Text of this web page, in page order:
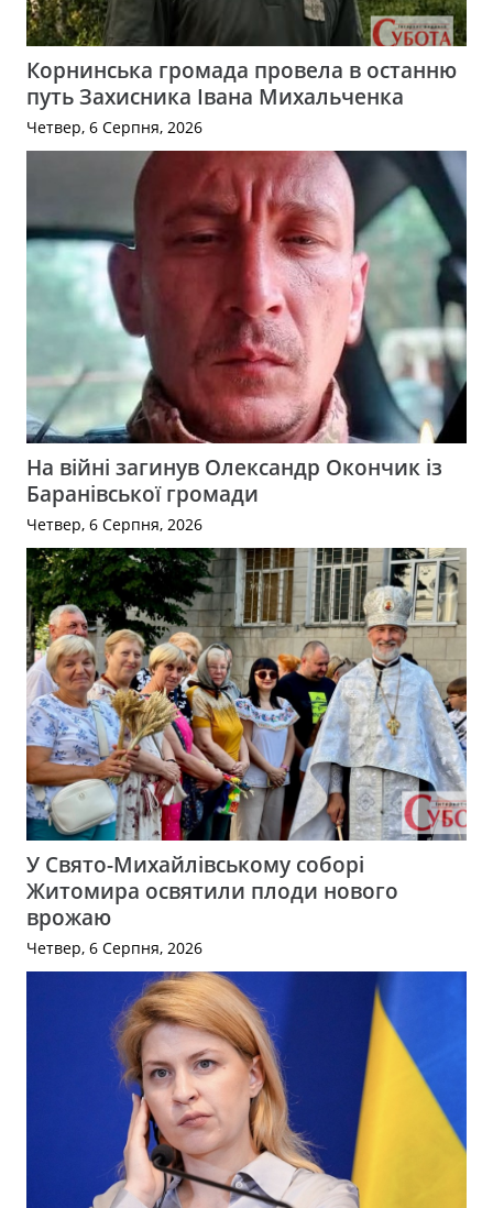
Корнинська громада провела в останню
путь Захисника Івана Михальченка
Четвер, 6 Серпня, 2026
На війні загинув Олександр Окончик із
Баранівської громади
Четвер, 6 Серпня, 2026
У Свято-Михайлівському соборі
Житомира освятили плоди нового
врожаю
Четвер, 6 Серпня, 2026